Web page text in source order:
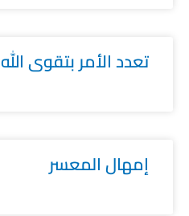
تعدد الأمر بتقوى الله
إمهال المعسر